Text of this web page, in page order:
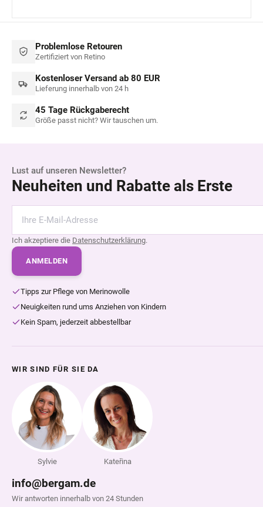
Problemlose Retouren
Zertifiziert von Retino
Kostenloser Versand ab 80 EUR
Lieferung innerhalb von 24 h
45 Tage Rückgaberecht
Größe passt nicht? Wir tauschen um.
Lust auf unseren Newsletter?
Neuheiten und Rabatte als Erste
Ich akzeptiere die Datenschutzerklärung.
ANMELDEN
Tipps zur Pflege von Merinowolle
Neuigkeiten rund ums Anziehen von Kindern
Kein Spam, jederzeit abbestellbar
WIR SIND FÜR SIE DA
Sylvie Kateřina
info@bergam.de
Wir antworten innerhalb von 24 Stunden